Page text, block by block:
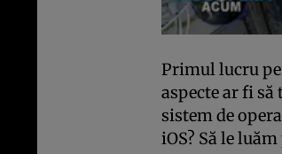
Primul lucru
aspecte ar fi să
sistem de
iOS? Să le